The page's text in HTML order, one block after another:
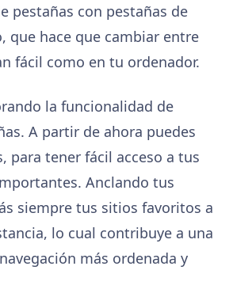
pestañas con pestañas de
que hace que cambiar entre
fácil como en tu ordenador.
la funcionalidad de
A partir de ahora puedes
para tener fácil acceso a tus
Anclando tus
siempre tus sitios favoritos a
lo cual contribuye a una
más ordenada y